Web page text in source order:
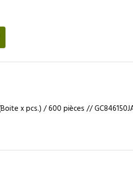
x pcs.) / 600 pièces //